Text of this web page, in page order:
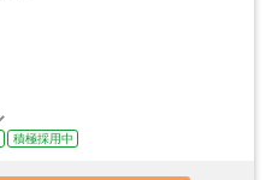
積極採用中